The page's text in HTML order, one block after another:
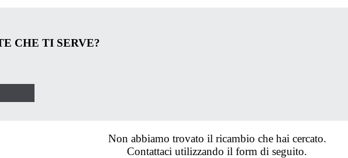
CHE TI SERVE?
Non abbiamo trovato il ricambio che hai cercato.
Contattaci utilizzando il form di seguito.